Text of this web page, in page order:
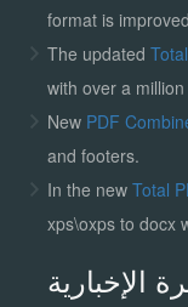
format is
The updated
with over a
New PDF
and footers.
In the new Total
xps\oxps to docx
الإخبارية